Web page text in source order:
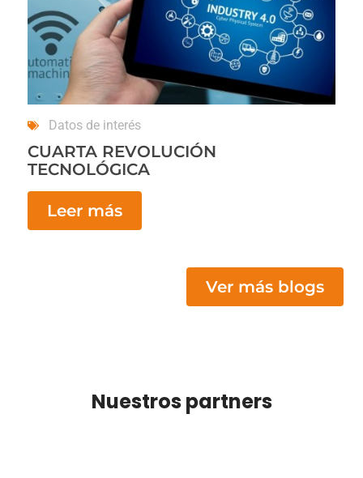
Datos de interés
CUARTA REVOLUCIÓN
TECNOLÓGICA
Leer más
Ver más blogs
Nuestros partners